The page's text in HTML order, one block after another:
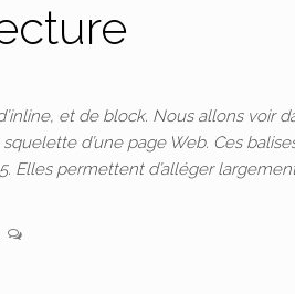
et de block. Nous allons voir
d’une page Web. Ces
Elles permettent d’alléger